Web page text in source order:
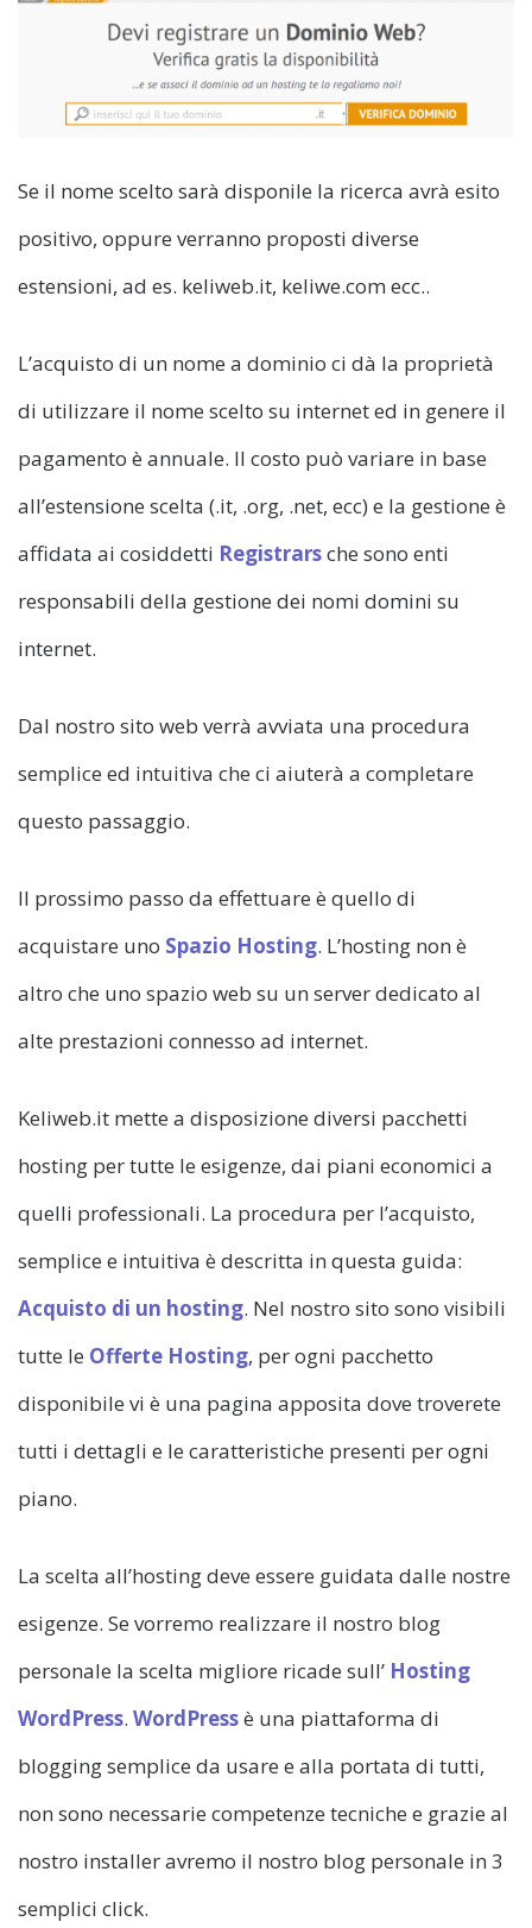
Se il nome scelto sarà disponile la ricerca avrà esito
positivo, oppure verranno proposti diverse
estensioni, ad es. keliweb.it, keliwe.com ecc..
L’acquisto di un nome a dominio ci dà la proprietà
di utilizzare il nome scelto su internet ed in genere il
pagamento è annuale. Il costo può variare in base
all’estensione scelta (.it, .org, .net, ecc) e la gestione è
affidata ai cosiddetti Registrarsche sono enti
responsabili della gestione dei nomi domini su
internet.
Dal nostro sito web verrà avviata una procedura
semplice ed intuitiva che ci aiuterà a completare
questo passaggio.
Il prossimo passo da effettuare è quello di
acquistare uno Spazio Hosting. L’hosting non è
altro che uno spazio web su un server dedicato al
alte prestazioni connesso ad internet.
Keliweb.it mette a disposizione diversi pacchetti
hosting per tutte le esigenze, dai piani economici a
quelli professionali. La procedura per l’acquisto,
semplice e intuitiva è descritta in questa guida:
Acquisto di un hosting. Nel nostro sito sono visibili
tutte le Offerte Hosting, per ogni pacchetto
disponibile vi è una pagina apposita dove troverete
tutti i dettagli e le caratteristiche presenti per ogni
piano.
La scelta all’hosting deve essere guidata dalle nostre
esigenze. Se vorremo realizzare il nostro blog
personale la scelta migliore ricade sull’ Hosting
WordPress. WordPressè una piattaforma di
blogging semplice da usare e alla portata di tutti,
non sono necessarie competenze tecniche e grazie al
nostro installer avremo il nostro blog personale in 3
semplici click.